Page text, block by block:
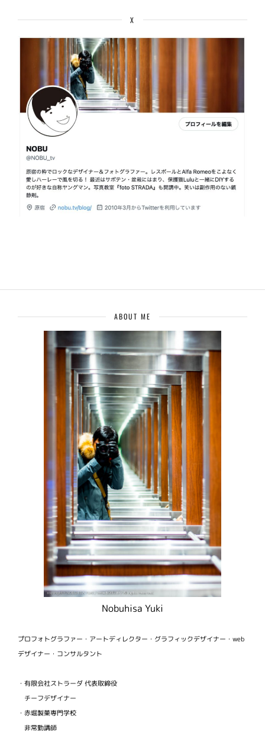
X
ABOUT ME
Nobuhisa Yuki
プロフォトグラファー・アートディレクター・グラフィックデザイナー・web
デザイナー・コンサルタント
・有限会社ストラーダ 代表取締役
チーフデザイナー
・赤堀製菓専門学校
非常勤講師